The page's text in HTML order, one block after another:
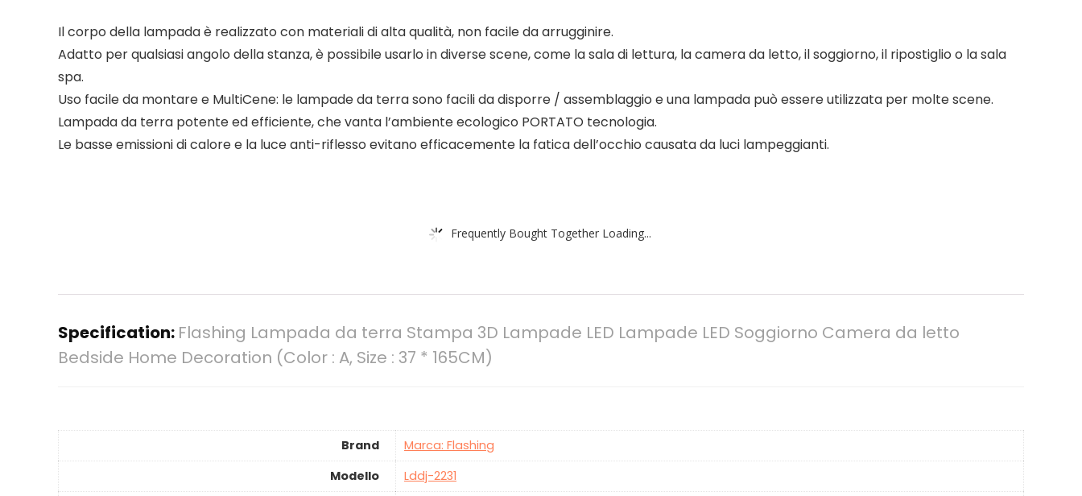
Il corpo della lampada è realizzato con materiali di alta qualità, non facile da arrugginire.
Adatto per qualsiasi angolo della stanza, è possibile usarlo in diverse scene, come la sala di lettura, la camera da letto, il soggiorno, il ripostiglio o la sala
spa.
Uso facile da montare e MultiCene: le lampade da terra sono facili da disporre / assemblaggio e una lampada può essere utilizzata per molte scene.
Lampada da terra potente ed efficiente, che vanta l’ambiente ecologico PORTATO tecnologia.
Le basse emissioni di calore e la luce anti-riflesso evitano efficacemente la fatica dell’occhio causata da luci lampeggianti.
Frequently Bought Together Loading...
Specification: Flashing Lampada da terra Stampa 3D Lampade LED Lampade LED Soggiorno Camera da letto
Bedside Home Decoration (Color : A, Size : 37 * 165CM)
Brand
Marca: Flashing
Modello
‎Lddj-2231